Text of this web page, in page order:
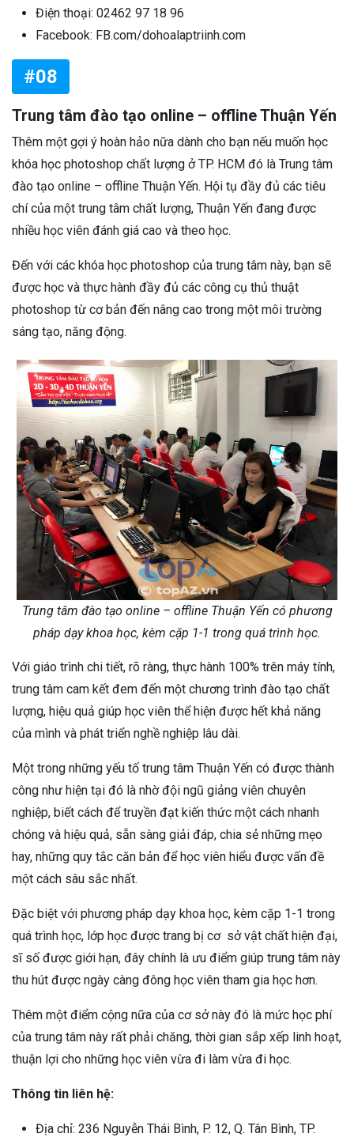
Điện thoại: 02462 97 18 96
Facebook: FB.com/dohoalaptriinh.com
#08
Trung tâm đào tạo online – offline Thuận Yến
Thêm một gợi ý hoàn hảo nữa dành cho bạn nếu muốn học
khóa học photoshop chất lượng ở TP. HCM đó là Trung tâm
đào tạo online – offline Thuận Yến. Hội tụ đầy đủ các tiêu
chí của một trung tâm chất lượng, Thuận Yến đang được
nhiều học viên đánh giá cao và theo học.
Đến với các khóa học photoshop của trung tâm này, bạn sẽ
được học và thực hành đầy đủ các công cụ thủ thuật
photoshop từ cơ bản đến nâng cao trong một môi trường
sáng tạo, năng động.
Trung tâm đào tạo online – offline Thuận Yến có phương
pháp dạy khoa học, kèm cặp 1-1 trong quá trình học.
Với giáo trình chi tiết, rõ ràng, thực hành 100% trên máy tính,
trung tâm cam kết đem đến một chương trình đào tạo chất
lượng, hiệu quả giúp học viên thể hiện được hết khả năng
của mình và phát triển nghề nghiệp lâu dài.
Một trong những yếu tố trung tâm Thuận Yến có được thành
công như hiện tại đó là nhờ đội ngũ giảng viên chuyên
nghiệp, biết cách để truyền đạt kiến thức một cách nhanh
chóng và hiệu quả, sẵn sàng giải đáp, chia sẻ những mẹo
hay, những quy tắc căn bản để học viên hiểu được vấn đề
một cách sâu sắc nhất.
Đặc biệt với phương pháp dạy khoa học, kèm cặp 1-1 trong
quá trình học, lớp học được trang bị cơ sở vật chất hiện đại,
sĩ số được giới hạn, đây chính là ưu điểm giúp trung tâm này
thu hút được ngày càng đông học viên tham gia học hơn.
Thêm một điểm cộng nữa của cơ sở này đó là mức học phí
của trung tâm này rất phải chăng, thời gian sắp xếp linh hoạt,
thuận lợi cho những học viên vừa đi làm vừa đi học.
Thông tin liên hệ:
Địa chỉ: 236 Nguyễn Thái Bình, P. 12, Q. Tân Bình, TP.